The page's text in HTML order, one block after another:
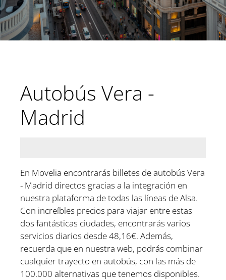
Autobús Vera -
Madrid
En Movelia encontrarás billetes de autobús Vera
- Madrid directos gracias a la integración en
nuestra plataforma de todas las líneas de Alsa.
Con increíbles precios para viajar entre estas
dos fantásticas ciudades, encontrarás varios
servicios diarios desde 48,16€. Además,
recuerda que en nuestra web, podrás combinar
cualquier trayecto en autobús, con las más de
100.000 alternativas que tenemos disponibles.